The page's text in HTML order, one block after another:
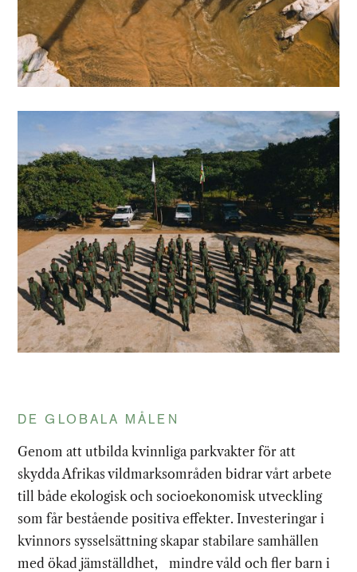
DE GLOBALA MÅLEN
Genom att utbilda kvinnliga parkvakter för att
skydda Afrikas vildmarksområden bidrar vårt arbete
till både ekologisk och socioekonomisk utveckling
som får bestående positiva effekter. Investeringar i
kvinnors sysselsättning skapar stabilare samhällen
med ökad jämställdhet, mindre våld och fler barn i